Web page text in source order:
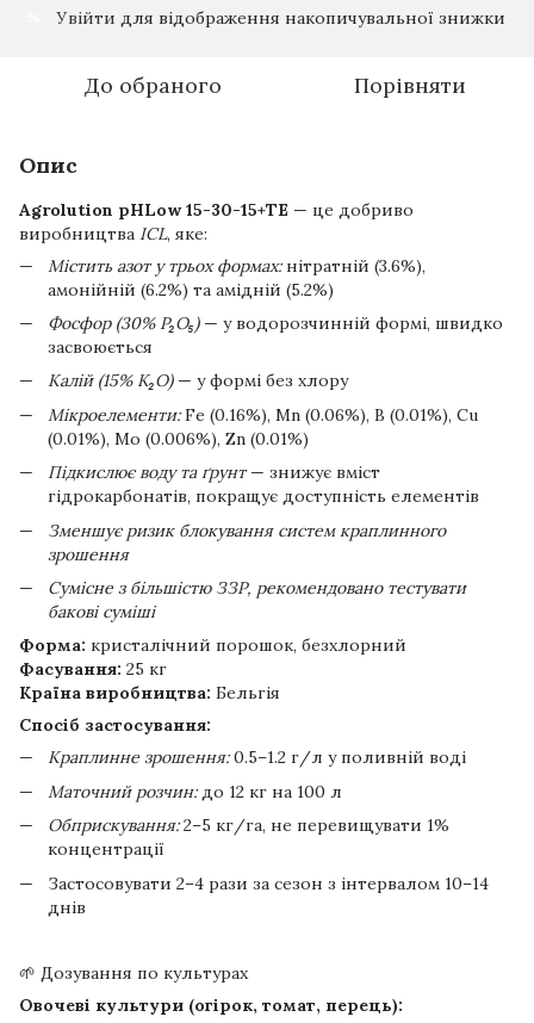
Увійти для відображення накопичувальної знижки
До обраного Порівняти
Опис
Agrolution pHLow 15-30-15+TE — це добриво
виробництва ICL, яке:
Містить азот у трьох формах:нітратній (3.6%),
амонійній (6.2%) та амідній (5.2%)
Фосфор (30% P₂O₅)— у водорозчинній формі, швидко
засвоюється
Калій (15% K₂O)— у формі без хлору
Мікроелементи:Fe (0.16%), Mn (0.06%), B (0.01%), Cu
(0.01%), Mo (0.006%), Zn (0.01%)
Підкислює воду та ґрунт— знижує вміст
гідрокарбонатів, покращує доступність елементів
Зменшує ризик блокування систем краплинного
зрошення
Сумісне з більшістю ЗЗР, рекомендовано тестувати
бакові суміші
Форма: кристалічний порошок, безхлорний
Фасування: 25 кг
Країна виробництва: Бельгія
Спосіб застосування:
Краплинне зрошення:0.5–1.2 г/л у поливній воді
Маточний розчин:до 12 кг на 100 л
Обприскування:2–5 кг/га, не перевищувати 1%
концентрації
Застосовувати 2–4 рази за сезон з інтервалом 10–14
днів
🌱 Дозування по культурах
Овочеві культури (огірок, томат, перець):